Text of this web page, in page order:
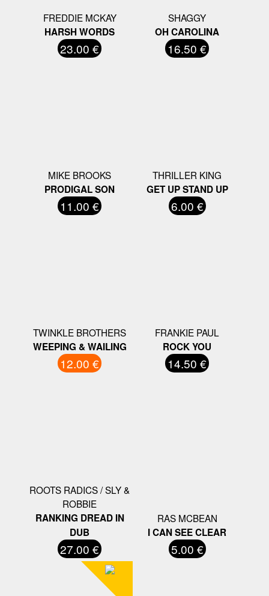
FREDDIE MCKAY
HARSH WORDS
23.00 €
SHAGGY
OH CAROLINA
16.50 €
MIKE BROOKS
PRODIGAL SON
11.00 €
THRILLER KING
GET UP STAND UP
6.00 €
TWINKLE BROTHERS
WEEPING & WAILING
12.00 €
FRANKIE PAUL
ROCK YOU
14.50 €
ROOTS RADICS / SLY &
ROBBIE
RANKING DREAD IN
DUB
27.00 €
RAS MCBEAN
I CAN SEE CLEAR
5.00 €